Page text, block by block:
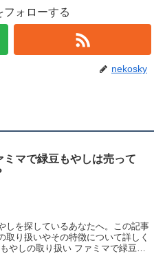
フォローする
nekosky
ミマで緑豆もやしは売って
しを探しているあなたへ。この記事
り扱いやその特徴について詳しく
やしの取り扱い ファミマで緑豆も